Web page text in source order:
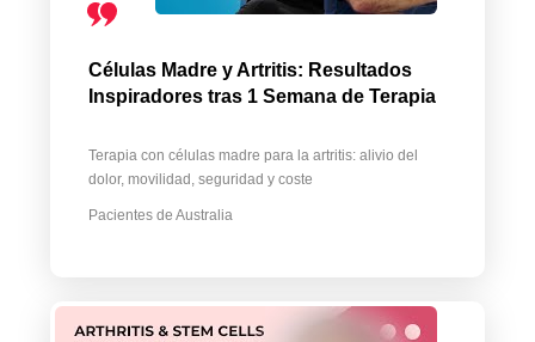
Células Madre y Artritis: Resultados
Inspiradores tras 1 Semana de Terapia
Terapia con células madre para la artritis: alivio del
dolor, movilidad, seguridad y coste
Pacientes de Australia